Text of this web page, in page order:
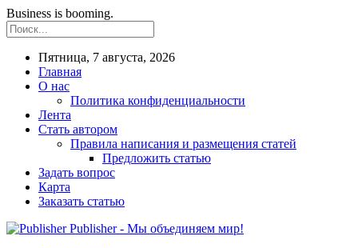
Business is booming.
Пятница, 7 августа, 2026
Главная
О нас
Политика конфиденциальности
Лента
Стать автором
Правила написания и размещения статей
Предложить статью
Задать вопрос
Карта
Заказать статью
Publisher - Мы объединяем мир!